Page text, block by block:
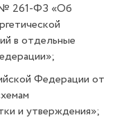
№ 261-ФЗ «Об
в отдельные
Федерации от
и утверждения»;